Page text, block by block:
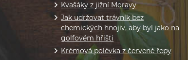
Kvašáky z jižní Moravy
Jak udržovat trávník bez
chemických hnojiv, aby byl jako na
golfovém hřišti
Krémová polévka z červené řepy